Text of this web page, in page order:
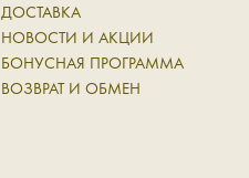
ДОСТАВКА
НОВОСТИ И АКЦИИ
БОНУСНАЯ ПРОГРАММА
ВОЗВРАТ И ОБМЕН